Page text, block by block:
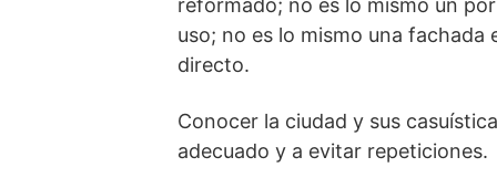
uso; no es lo mismo una
directo.
Conocer la ciudad y sus
adecuado y a evitar repeticiones.